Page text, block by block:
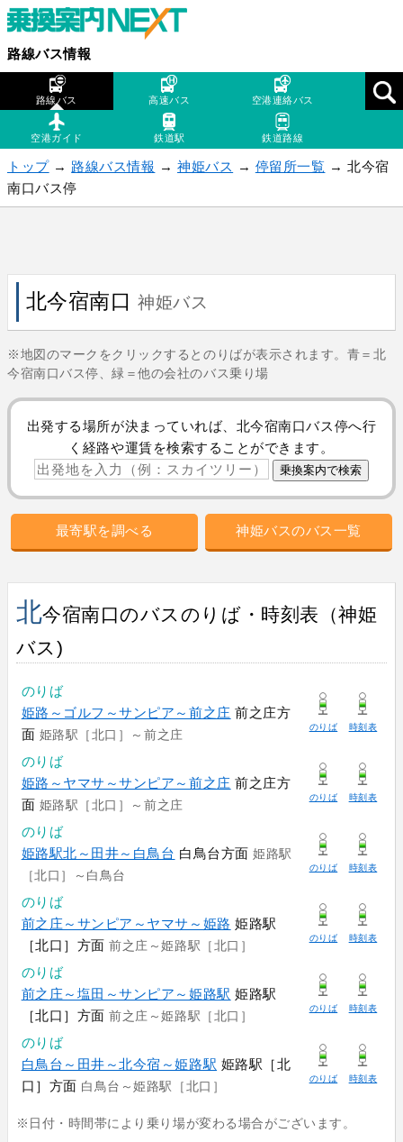
路線バス情報
路線バス 高速バス 空港連絡バス
空港ガイド 鉄道駅 鉄道路線
トップ→ 路線バス情報 →神姫バス → 停留所一覧 → 北今宿
南口バス停
北今宿南口神姫バス
※地図のマークをクリックするとのりばが表示されます。青＝北
今宿南口バス停、緑＝他の会社のバス乗り場
出発する場所が決まっていれば、北今宿南口バス停へ行
く経路や運賃を検索することができます。
最寄駅を調べる 神姫バスのバス一覧
北今宿南口のバスのりば・時刻表（神姫
バス)
のりば
姫路～ゴルフ～サンピア～前之庄 前之庄方
面 姫路駅［北口］～前之庄
のりば 時刻表
のりば
姫路～ヤマサ～サンピア～前之庄 前之庄方
面 姫路駅［北口］～前之庄
のりば 時刻表
のりば
姫路駅北～田井～白鳥台 白鳥台方面姫路駅
［北口］～白鳥台
のりば 時刻表
のりば
前之庄～サンピア～ヤマサ～姫路 姫路駅
［北口］方面前之庄～姫路駅［北口］
のりば 時刻表
のりば
前之庄～塩田～サンピア～姫路駅 姫路駅
［北口］方面前之庄～姫路駅［北口］
のりば 時刻表
のりば
白鳥台～田井～北今宿～姫路駅 姫路駅［北
口］方面 白鳥台～姫路駅［北口］
のりば 時刻表
※日付・時間帯により乗り場が変わる場合がございます。